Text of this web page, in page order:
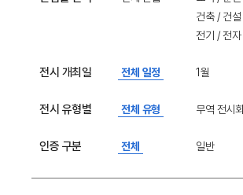
건축 / 건설
전기 / 전자
전시 개최일 전체 일정 1월
전시 유형별 전체 유형 무역 전시회
인증 구분 전체 일반